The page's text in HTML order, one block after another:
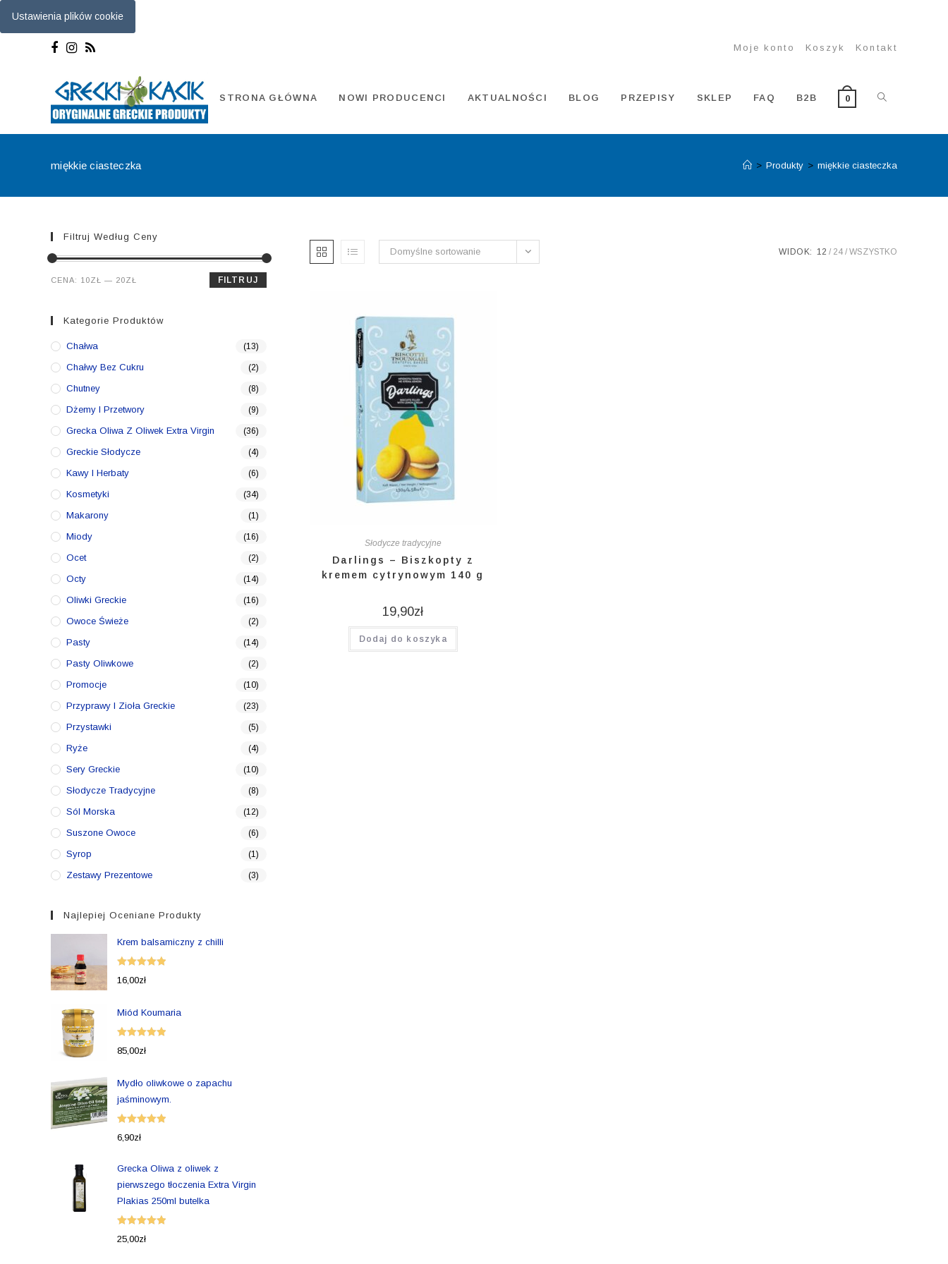
Ustawienia plików cookie
Moje konto Koszyk Kontakt
STRONA GŁÓWNA NOWI PRODUCENCI AKTUALNOŚCI BLOG PRZEPISY SKLEP FAQ B2B 0 TOGGLE
WEBSITE
miękkie ciasteczka > Produkty > miękkie ciasteczka
Domyślne sortowanie WIDOK: 12 24 WSZYSTKO
Słodycze tradycyjne
Darlings – Biszkopty z
kremem cytrynowym 140 g
19,90zł
Dodaj do koszyka
Filtruj Według Ceny
Cena
Cena
FILTRUJ
CENA: 10ZŁ — 20ZŁ
Kategorie Produktów
Chałwa (13)
Chałwy Bez Cukru (2)
Chutney (8)
Dżemy I Przetwory (9)
Grecka Oliwa Z Oliwek Extra Virgin (36)
Greckie Słodycze (4)
Kawy I Herbaty (6)
Kosmetyki (34)
Makarony (1)
Miody (16)
Ocet (2)
Octy (14)
Oliwki Greckie (16)
Owoce Świeże (2)
Pasty (14)
Pasty Oliwkowe (2)
Promocje (10)
Przyprawy I Zioła Greckie (23)
Przystawki (5)
Ryże (4)
Sery Greckie (10)
Słodycze Tradycyjne (8)
Sól Morska (12)
Suszone Owoce (6)
Syrop (1)
Zestawy Prezentowe (3)
Najlepiej Oceniane Produkty
Krem balsamiczny z chilli
Oceniono
16,00zł
Miód Koumaria
Oceniono
85,00zł
Mydło oliwkowe o zapachu
jaśminowym.
Oceniono
6,90zł
Grecka Oliwa z oliwek z
pierwszego tłoczenia Extra Virgin
Plakias 250ml butelka
Oceniono
25,00zł